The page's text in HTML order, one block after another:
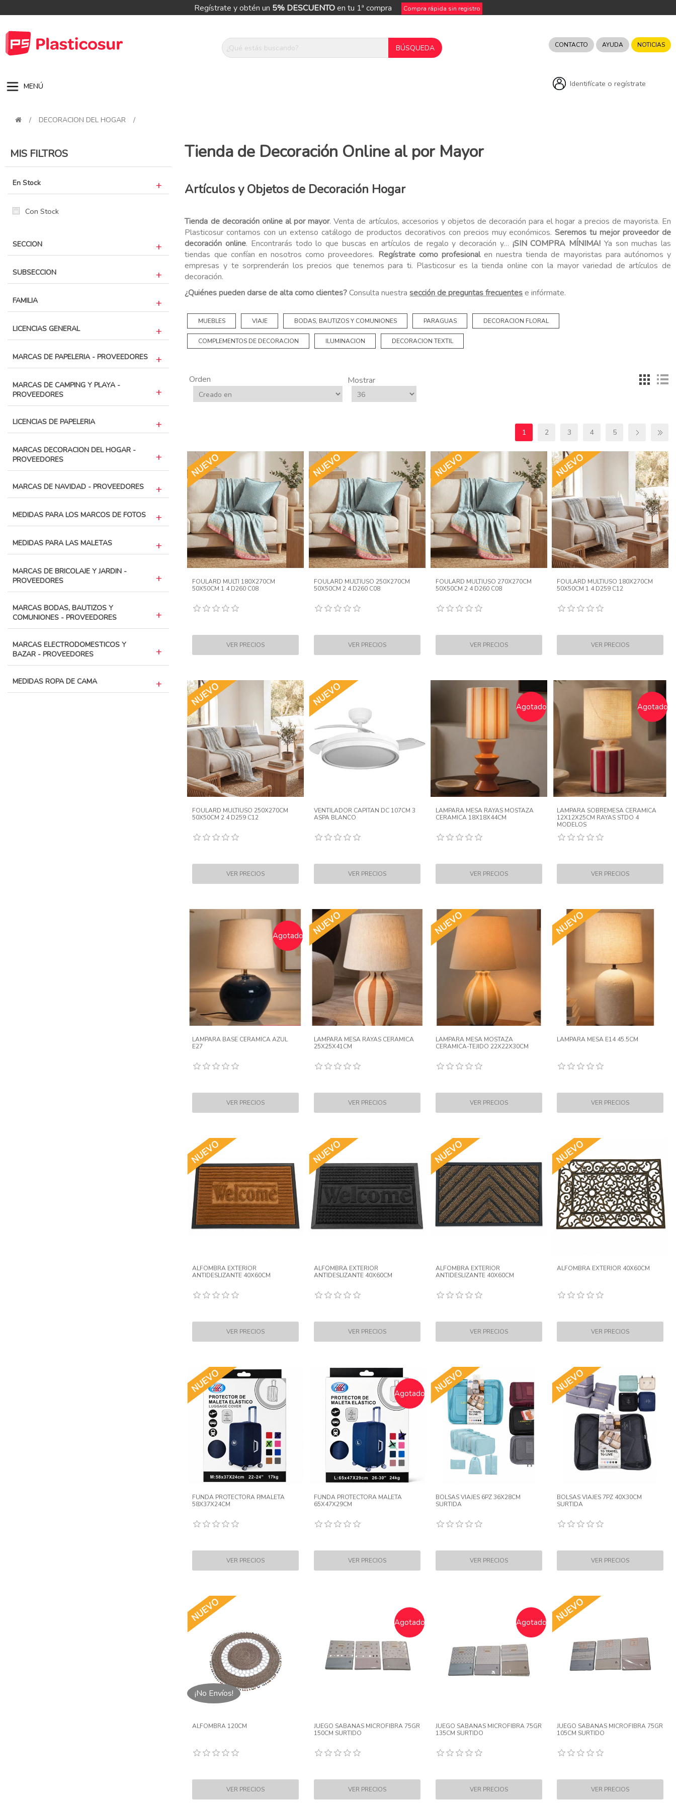
Regístrate y obtén un 5% DESCUENTOen tu 1ª compra Compra rápida sin registro
CONTACTO AYUDA NOTICIAS
Identifícate o regístrate
MENÚ
/ DECORACION DEL HOGAR /
MIS FILTROS
En Stock
Con Stock
SECCION
SUBSECCION
FAMILIA
LICENCIAS GENERAL
MARCAS DE PAPELERIA - PROVEEDORES
MARCAS DE CAMPING Y PLAYA -
PROVEEDORES
LICENCIAS DE PAPELERIA
MARCAS DECORACION DEL HOGAR -
PROVEEDORES
MARCAS DE NAVIDAD - PROVEEDORES
MEDIDAS PARA LOS MARCOS DE FOTOS
MEDIDAS PARA LAS MALETAS
MARCAS DE BRICOLAJE Y JARDIN -
PROVEEDORES
MARCAS BODAS, BAUTIZOS Y
COMUNIONES - PROVEEDORES
MARCAS ELECTRODOMESTICOS Y
BAZAR - PROVEEDORES
MEDIDAS ROPA DE CAMA
Tienda de Decoración Online al por Mayor
Artículos y Objetos de Decoración Hogar
Tienda de decoración online al por mayor. Venta de artículos, accesorios y objetos de decoración para el hogar a precios de mayorista. En
Plasticosur contamos con un extenso catálogo de productos decorativos con precios muy económicos.Seremos tu mejor proveedor de
decoración online. Encontrarás todo lo que buscas en artículos de regalo y decoración y… ¡SIN COMPRA MÍNIMA! Ya son muchas las
tiendas que confían en nosotros como proveedores. Regístrate como profesionalen nuestra tienda de mayoristas para autónomos y
empresas y te sorprenderán los precios que tenemos para ti. Plasticosur es la tienda online con la mayor variedad de artículos de
decoración.
¿Quiénes pueden darse de alta como clientes?Consulta nuestra sección de preguntas frecuentese infórmate.
MUEBLES VIAJE BODAS, BAUTIZOS Y COMUNIONES PARAGUAS DECORACION FLORAL
COMPLEMENTOS DE DECORACION ILUMINACION DECORACION TEXTIL
Orden Mostrar
1 2 3 4 5
FOULARD MULTI 180X270CM
50X50CM 1 4 D260 C08
FOULARD MULTIUSO 250X270CM
50X50CM 2 4 D260 C08
FOULARD MULTIUSO 270X270CM
50X50CM 2 4 D260 C08
FOULARD MULTIUSO 180X270CM
50X50CM 1 4 D259 C12
FOULARD MULTIUSO 250X270CM
50X50CM 2 4 D259 C12
VENTILADOR CAPITAN DC 107CM 3
ASPA BLANCO
Agotado
LAMPARA MESA RAYAS MOSTAZA
CERAMICA 18X18X44CM
Agotado
LAMPARA SOBREMESA CERAMICA
12X12X25CM RAYAS STDO 4
MODELOS
Agotado
LAMPARA BASE CERAMICA AZUL
E27
LAMPARA MESA RAYAS CERAMICA
25X25X41CM
LAMPARA MESA MOSTAZA
CERAMICA-TEJIDO 22X22X30CM
LAMPARA MESA E14 45.5CM
ALFOMBRA EXTERIOR
ANTIDESLIZANTE 40X60CM
ALFOMBRA EXTERIOR
ANTIDESLIZANTE 40X60CM
ALFOMBRA EXTERIOR
ANTIDESLIZANTE 40X60CM
ALFOMBRA EXTERIOR 40X60CM
FUNDA PROTECTORA P/MALETA
58X37X24CM
Agotado
FUNDA PROTECTORA MALETA
65X47X29CM
BOLSAS VIAJES 6PZ 36X28CM
SURTIDA
BOLSAS VIAJES 7PZ 40X30CM
SURTIDA
¡No Envíos!
ALFOMBRA 120CM
Agotado
JUEGO SABANAS MICROFIBRA 75GR
150CM SURTIDO
Agotado
JUEGO SABANAS MICROFIBRA 75GR
135CM SURTIDO
JUEGO SABANAS MICROFIBRA 75GR
105CM SURTIDO